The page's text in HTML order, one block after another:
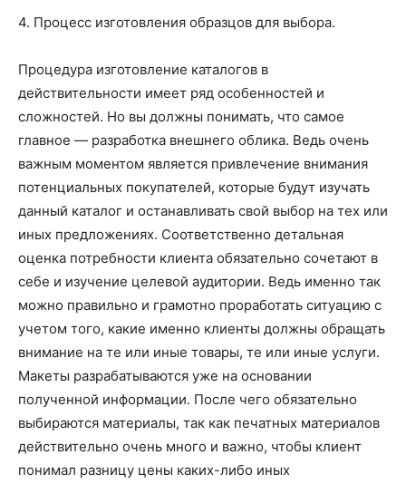
4. Процесс изготовления образцов для выбора.
Процедура изготовление каталогов в
действительности имеет ряд особенностей и
сложностей. Но вы должны понимать, что самое
главное — разработка внешнего облика. Ведь очень
важным моментом является привлечение внимания
потенциальных покупателей, которые будут изучать
данный каталог и останавливать свой выбор на тех или
иных предложениях. Соответственно детальная
оценка потребности клиента обязательно сочетают в
себе и изучение целевой аудитории. Ведь именно так
можно правильно и грамотно проработать ситуацию с
учетом того, какие именно клиенты должны обращать
внимание на те или иные товары, те или иные услуги.
Макеты разрабатываются уже на основании
полученной информации. После чего обязательно
выбираются материалы, так как печатных материалов
действительно очень много и важно, чтобы клиент
понимал разницу цены каких-либо иных